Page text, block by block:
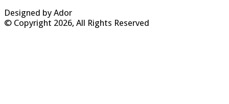
Designed by Ador
© Copyright 2026, All Rights Reserved